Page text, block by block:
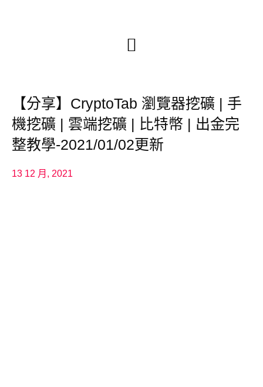
【分享】CryptoTab 瀏覽器挖礦 | 手
機挖礦 | 雲端挖礦 | 比特幣 | 出金完
整教學-2021/01/02更新
13 12 月, 2021